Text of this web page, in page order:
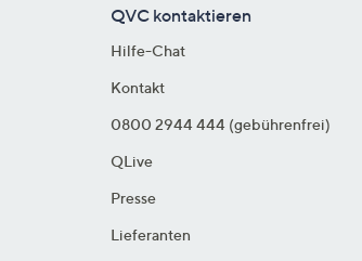
QVC kontaktieren
Hilfe-Chat
Kontakt
0800 2944 444 (gebührenfrei)
QLive
Presse
Lieferanten